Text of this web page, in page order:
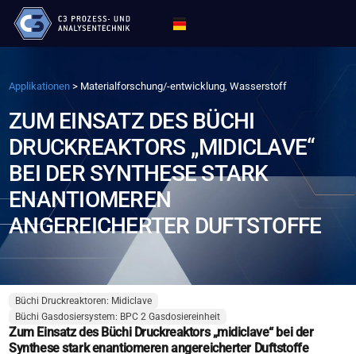
Applikationen > Materialforschung/-entwicklung, Wasserstoff
ZUM EINSATZ DES BÜCHI
DRUCKREAKTORS „MIDICLAVE“
BEI DER SYNTHESE STARK
ENANTIOMEREN
ANGEREICHERTER DUFTSTOFFE
Büchi Druckreaktoren: Midiclave
Büchi Gasdosiersystem: BPC 2 Gasdosiereinheit
Zum Einsatz des Büchi Druckreaktors „midiclave“ bei der
Synthese stark enantiomeren angereicherter Duftstoffe